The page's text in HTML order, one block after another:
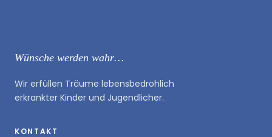
Wünsche werden wahr…
Wir erfüllen Träume lebensbedrohlich
erkrankter Kinder und Jugendlicher.
KONTAKT